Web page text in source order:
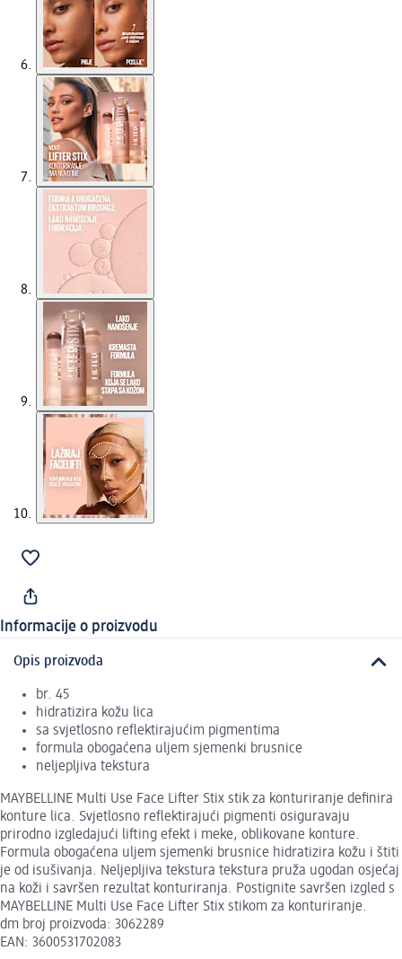
Informacije o proizvodu
Opis proizvoda
br. 45
hidratizira kožu lica
sa svjetlosno reflektirajućim pigmentima
formula obogaćena uljem sjemenki brusnice
neljepljiva tekstura
MAYBELLINE Multi Use Face Lifter Stix stik za konturiranje definira
konture lica. Svjetlosno reflektirajući pigmenti osiguravaju
prirodno izgledajući lifting efekt i meke, oblikovane konture.
Formula obogaćena uljem sjemenki brusnice hidratizira kožu i štiti
je od isušivanja. Neljepljiva tekstura tekstura pruža ugodan osjećaj
na koži i savršen rezultat konturiranja. Postignite savršen izgled s
MAYBELLINE Multi Use Face Lifter Stix stikom za konturiranje.
dm broj proizvoda: 3062289
EAN: 3600531702083